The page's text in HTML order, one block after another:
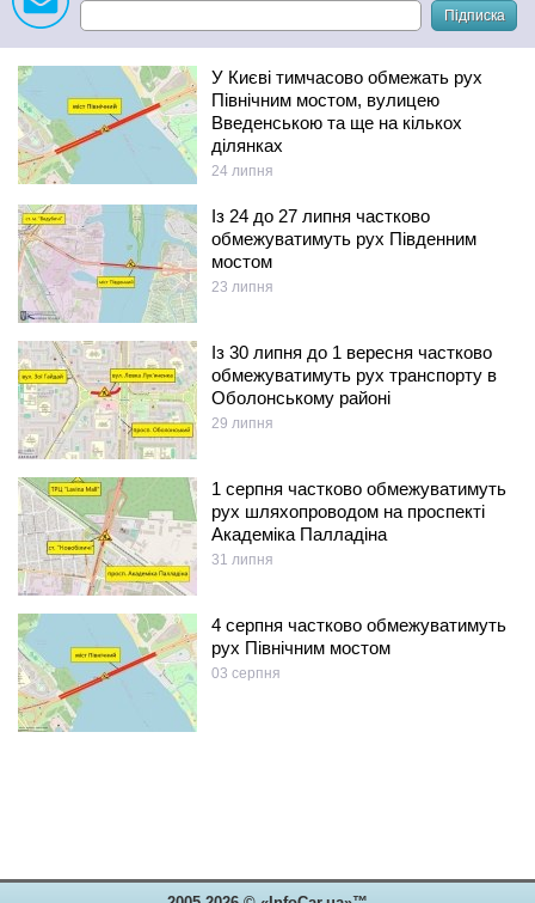
Підписка
У Києві тимчасово обмежать рух
Північним мостом, вулицею
Введенською та ще на кількох
ділянках
24 липня
Із 24 до 27 липня частково
обмежуватимуть рух Південним
мостом
23 липня
Із 30 липня до 1 вересня частково
обмежуватимуть рух транспорту в
Оболонському районі
29 липня
1 серпня частково обмежуватимуть
рух шляхопроводом на проспекті
Академіка Палладіна
31 липня
4 серпня частково обмежуватимуть
рух Північним мостом
03 серпня